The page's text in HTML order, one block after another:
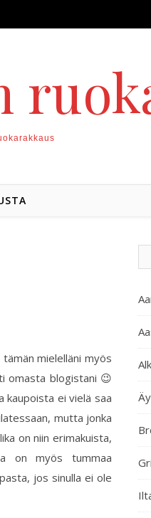
mielelläni myös
omasta blogistani 😉
kaupoista ei vielä saa
mutta jonka
on niin erimakuista,
on myös tummaa
jos sinulla ei ole